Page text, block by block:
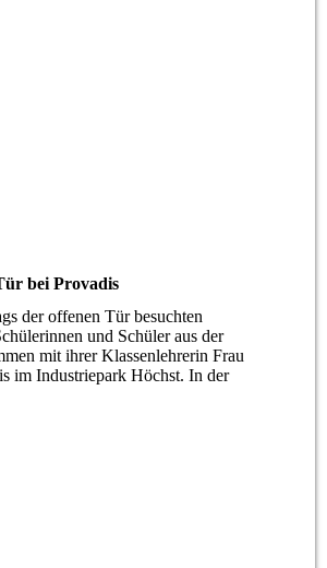
bei Provadis
der offenen Tür besuchten
und Schüler aus der
mit ihrer Klassenlehrerin Frau
im Industriepark Höchst. In der